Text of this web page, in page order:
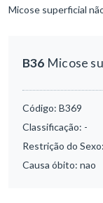
Micose superficial
B36 Micose
Código: B369
Classificação: -
Restrição do Sexo:
Causa óbito: nao